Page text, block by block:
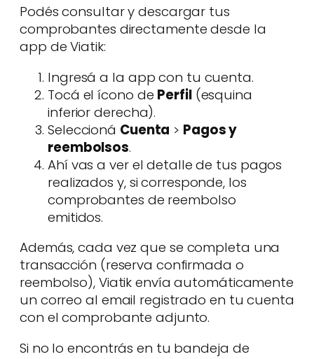
Podés consultar y descargar tus
comprobantes directamente desde la
app de Viatik:
Ingresá a la app con tu cuenta.
Tocá el ícono de Perfil(esquina
inferior derecha).
Seleccioná Cuenta > Pagos y
reembolsos.
Ahí vas a ver el detalle de tus pagos
realizados y, si corresponde, los
comprobantes de reembolso
emitidos.
Además, cada vez que se completa una
transacción (reserva confirmada o
reembolso), Viatik envía automáticamente
un correo al email registrado en tu cuenta
con el comprobante adjunto.
Si no lo encontrás en tu bandeja de